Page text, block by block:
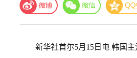
新华社首尔5月15日电 韩国